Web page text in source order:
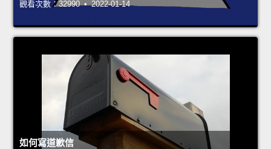
觀看次數：32990 • 2022-01-14
如何寫道歉信